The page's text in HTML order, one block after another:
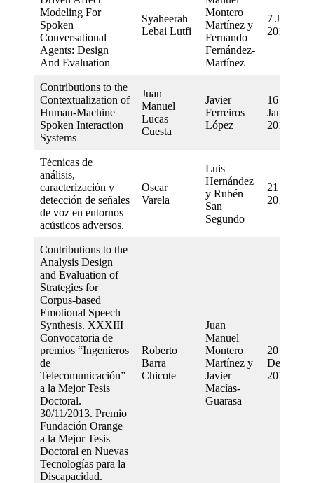
Modeling For
Spoken
Conversational
Agents: Design
And Evaluation
Syaheerah
Lebai Lutfi
Montero
Martínez y
Fernando
Fernández-
Martínez
7 June
2013
Contributions to the
Contextualization of
Human-Machine
Spoken Interaction
Systems
Juan
Manuel
Lucas
Cuesta
Javier
Ferreiros
López
16
January
2013
Técnicas de
análisis,
caracterización y
detección de señales
de voz en entornos
acústicos adversos.
Oscar
Varela
Luis
Hernández
y Rubén
San
Segundo
21 Marzo
2012
Contributions to the
Analysis Design
and Evaluation of
Strategies for
Corpus-based
Emotional Speech
Synthesis. XXXIII
Convocatoria de
premios “Ingenieros
de
Telecomunicación”
a la Mejor Tesis
Doctoral.
30/11/2013. Premio
Fundación Orange
a la Mejor Tesis
Doctoral en Nuevas
Tecnologías para la
Discapacidad.
Roberto
Barra
Chicote
Juan
Manuel
Montero
Martínez y
Javier
Macías-
Guarasa
20
December
2011